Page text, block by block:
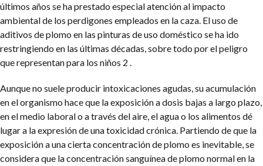
últimos años se ha prestado especial atención al impacto
ambiental de los perdigones empleados en la caza. El uso de
aditivos de plomo en las pinturas de uso doméstico se ha ido
restringiendo en las últimas décadas, sobre todo por el peligro
que representan para los niños 2 .
Aunque no suele producir intoxicaciones agudas, su acumulación
en el organismo hace que la exposición a dosis bajas a largo plazo,
en el medio laboral o a través del aire, el agua o los alimentos dé
lugar a la expresión de una toxicidad crónica. Partiendo de que la
exposición a una cierta concentración de plomo es inevitable, se
considera que la concentración sanguínea de plomo normal en la